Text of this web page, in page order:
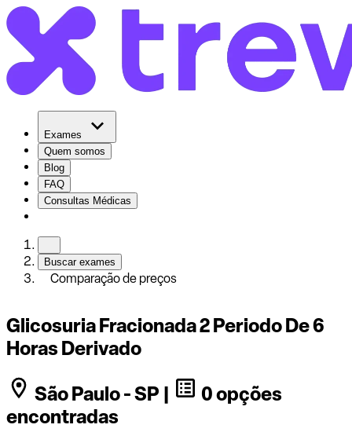
Exames
Quem somos
Blog
FAQ
Consultas Médicas
Buscar exames
Comparação de preços
Glicosuria Fracionada 2 Periodo De 6
Horas Derivado
São Paulo - SP |
0 opções
encontradas